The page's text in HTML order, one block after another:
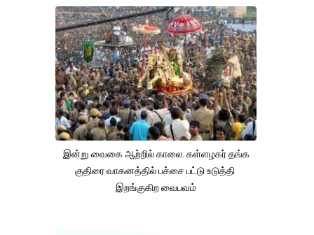
இன்று வைகை ஆற்றில் காலை. கள்ளழகர் தங்க
குதிரை வாகனத்தில் பச்சை பட்டு உடுத்தி
இறங்குகிற வைபவம்